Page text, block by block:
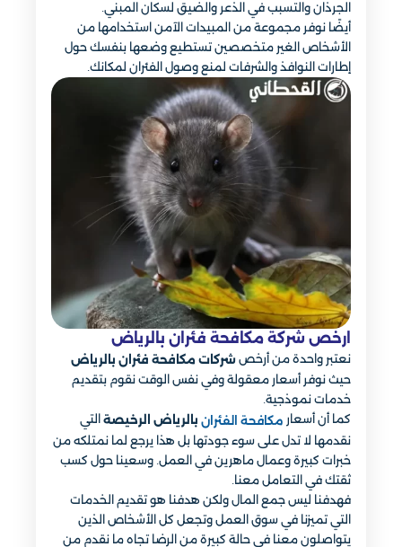
الجرذان والتسبب في الذعر والضيق لسكان المبني.
أيضًا نوفر مجموعة من المبيدات الآمن استخدامها من
الأشخاص الغير متخصصين تستطيع وضعها بنفسك حول
إطارات النوافذ والشرفات لمنع وصول الفئران لمكانك.
ارخص شركة مكافحة فئران بالرياض
نعتبر واحدة من أرخص شركات مكافحة فئران بالرياض
حيث نوفر أسعار معقولة وفي نفس الوقت نقوم بتقديم
خدمات نموذجية.
كما أن أسعار مكافحة الفئران بالرياض الرخيصة التي
نقدمها لا تدل على سوء جودتها بل هذا يرجع لما نمتلكه من
خبرات كبيرة وعمال ماهرين في العمل. وسعينا حول كسب
ثقتك في التعامل معنا.
فهدفنا ليس جمع المال ولكن هدفنا هو تقديم الخدمات
التي تميزنا في سوق العمل وتجعل كل الأشخاص الذين
يتواصلون معنا في حالة كبيرة من الرضا تجاه ما نقدم من